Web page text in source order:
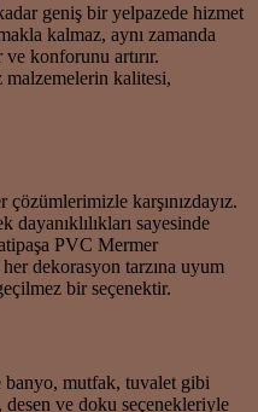
geniş bir yelpazede hizmet
kalmaz, aynı zamanda
ve konforunu artırır.
malzemelerin kalitesi,
karşınızdayız.
sayesinde
PVC Mermer
dekorasyon tarzına uyum
bir seçenektir.
banyo, mutfak, tuvalet gibi
ve doku seçenekleriyle